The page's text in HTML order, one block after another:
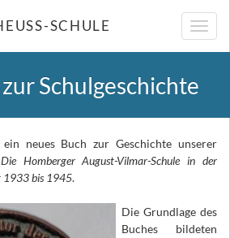
SCHULE
Schulgeschichte
neues Buch zur Geschichte unserer
Die Homberger August-Vilmar-Schule in der
1933 bis 1945.
Die Grundlage des
Buches bildeten